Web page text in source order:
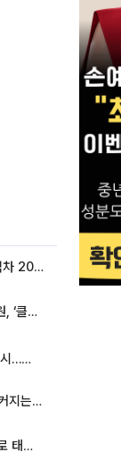
종부세 개편에도…1·3주택 종부세 격차 2028년부터 확대
미국, 가상자산 포괄 규제 속도…상원, ‘클래리티법’ 9월 절차투표 추진
이란, 미국에 호르무즈 합의 조건 제시…美 “경기 아직 안 끝나” [종합]
맥북 품은 삼성에 ‘중국산’ 맹추격⋯커지는 노트북 OLED 시장
서경덕 교수, 김희철도 분노한 거꾸로 태극기⋯"엉터리는 아냐, 아쉬울 뿐"